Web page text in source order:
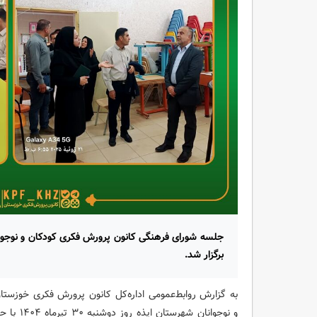
جلسه شورای فرهنگی کانون پرورش فکری کودکان و
برگزار شد.
به گزارش روابط‌عمومی اداره‌کل کانون پرورش فکری
و